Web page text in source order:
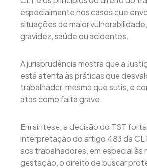
especialmente nos casos que
situações de maior
gravidez, saúde ou acidentes.
A jurisprudência mostra que a
está atenta às práticas que
trabalhador, mesmo que sutis, e
atos como falta grave.
Em síntese, a decisão do TST
interpretação do artigo 483 da
aos trabalhadores, em especial às
gestação, o direito de buscar